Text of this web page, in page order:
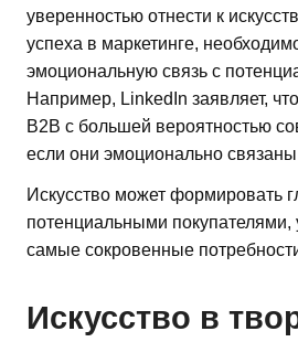
уверенностью отнести к
успеха в маркетинге,
эмоциональную связь с
Например, LinkedIn заявляет,
B2B с большей вероятностью
если они эмоционально
Искусство может формировать
потенциальными покупателями,
самые сокровенные
Искусство в